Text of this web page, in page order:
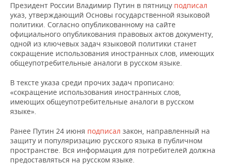
ONLINE-КОНФЕРЕНЦИИ
ОТКРЫТАЯ ЛЕКЦИЯ
ХОККЕЙ
БАСКЕТБОЛ
ВОЛЕЙБОЛ
КИБЕРСПОРТ
ФИГУРНОЕ КАТАНИЕ
ВОДНЫЕ ВИДЫ СПОРТА
ХОККЕЙ С МЯЧОМ
ВЛАСТЬ
ИНФРАСТРУКТУРА
ИСТОРИЯ
КУЛЬТУРА
МЕДИЦИНА
ОБРАЗОВАНИЕ
ПРОИСШЕСТВИЯ
СЮЖЕТЫ
СПРАВОЧНИК
СПИСОК ПЕРСОН
СПИСОК КОМПАНИЙ
ПОЛНАЯ ВЕРСИЯ
Президент России Владимир Путин в пятницу подписал
указ, утверждающий Основы государственной языковой
политики. Согласно опубликованному на сайте
официального опубликования правовых актов документу,
одной из ключевых задач языковой политики станет
сокращение использования иностранных слов, имеющих
общеупотребительные аналоги в русском языке.
В тексте указа среди прочих задач прописано:
«сокращение использования иностранных слов,
имеющих общеупотребительные аналоги в русском
языке».
Ранее Путин 24 июня подписал закон, направленный на
защиту и популяризацию русского языка в публичном
пространстве. Вся информация для потребителей должна
предоставляться на русском языке.